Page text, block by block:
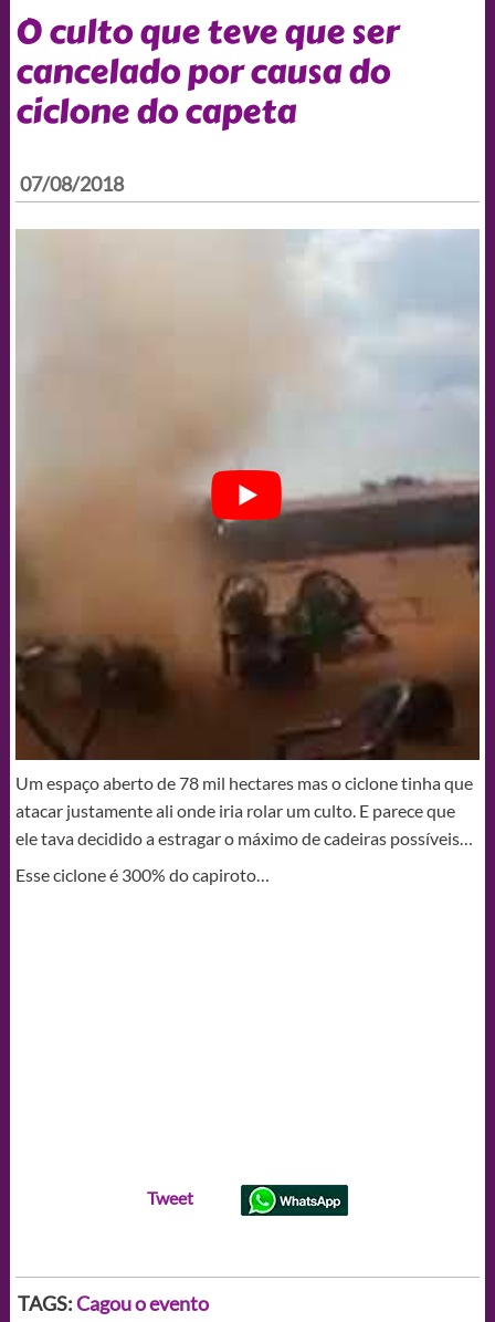
O culto que teve que ser
cancelado por causa do
ciclone do capeta
07/08/2018
Um espaço aberto de 78 mil hectares mas o ciclone tinha que
atacar justamente ali onde iria rolar um culto. E parece que
ele tava decidido a estragar o máximo de cadeiras possíveis…
Esse ciclone é 300% do capiroto…
Tweet
TAGS:Cagou o evento